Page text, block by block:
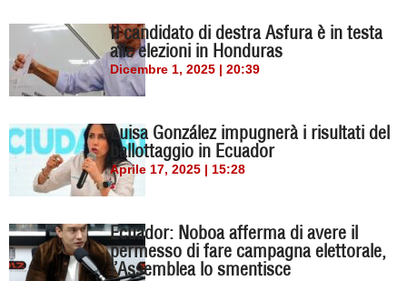
Il candidato di destra Asfura è in testa
alle elezioni in Honduras
Dicembre 1, 2025 | 20:39
Luisa González impugnerà i risultati del
ballottaggio in Ecuador
Aprile 17, 2025 | 15:28
Ecuador: Noboa afferma di avere il
permesso di fare campagna elettorale,
l’Assemblea lo smentisce